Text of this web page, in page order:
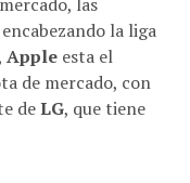
la liga
,Appleesta el
de mercado, con
de LG, que tiene